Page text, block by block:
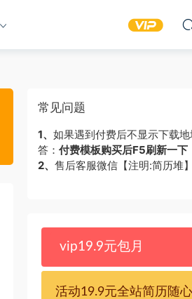
常见问题
1、 如果遇到付费后不显示下载地
答： 付费模板购买后F5刷新一下
2、 售后客服微信【注明:简历堆】
vip19.9元包月
活动19.9元全站简历随